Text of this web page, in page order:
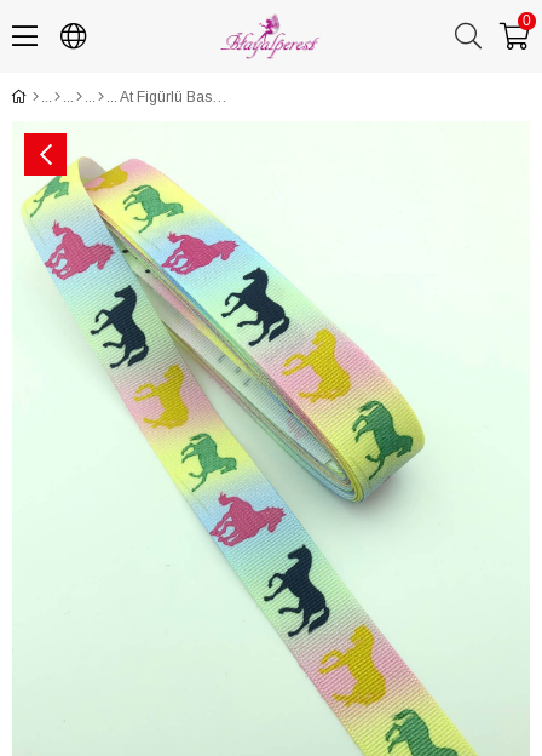
0
At Figürlü Baskılı Grogren Kurdele 10 Mt